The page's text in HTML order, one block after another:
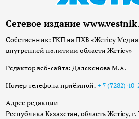
Сетевое издание
Собственник: ГКП на ПХВ «Жетісу
внутренней политики области Жетісу»
Редактор веб-сайта: Далекенова М.А.
Номер телефона приёмной: + 7 (7282)
Адрес редакции
Республика Казахстан, область Жетісу,